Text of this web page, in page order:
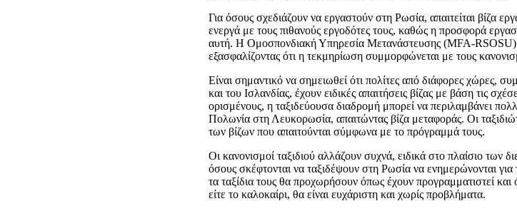
Για όσους σχεδιάζουν να εργαστούν στη Ρωσία, απαιτείται βίζα
ενεργά με τους πιθανούς εργοδότες τους, καθώς η προσφορά
αυτή. Η Ομοσπονδιακή Υπηρεσία Μετανάστευσης (MFA-RSOSU)
εξασφαλίζοντας ότι η τεκμηρίωση συμμορφώνεται με τους
Είναι σημαντικό να σημειωθεί ότι πολίτες από διάφορες χώρες,
και του Ισλανδίας, έχουν ειδικές απαιτήσεις βίζας με βάση τις
ορισμένους, η ταξιδεύουσα διαδρομή μπορεί να περιλαμβάνει
Πολωνία στη Λευκορωσία, απαιτώντας βίζα μεταφοράς. Οι
των βίζων που απαιτούνται σύμφωνα με το πρόγραμμά τους.
Οι κανονισμοί ταξιδιού αλλάζουν συχνά, ειδικά στο πλαίσιο των
όσους σκέφτονται να ταξιδέψουν στη Ρωσία να ενημερώνονται για
τα ταξίδια τους θα προχωρήσουν όπως έχουν προγραμματιστεί
είτε το καλοκαίρι, θα είναι ευχάριστη και χωρίς προβλήματα.